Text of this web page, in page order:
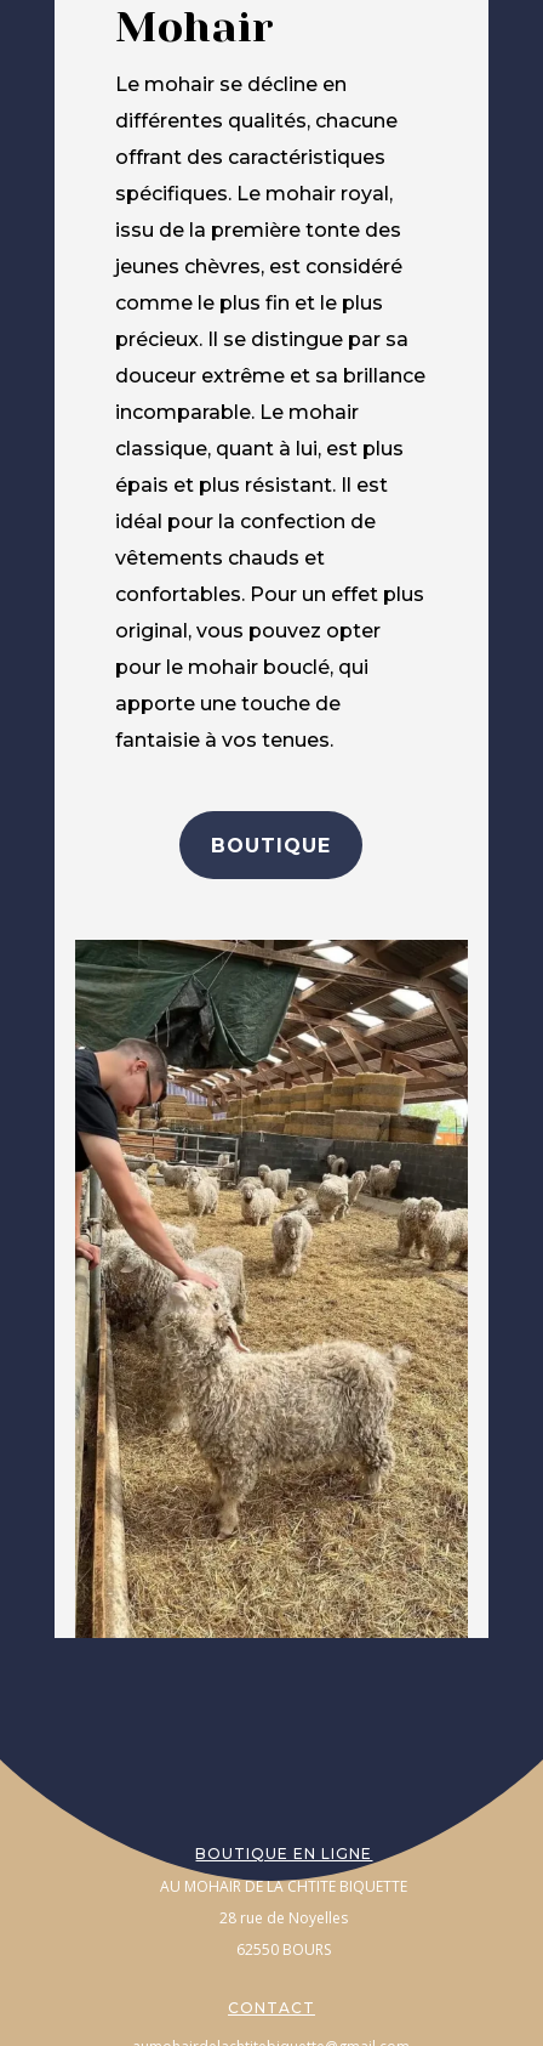
Mohair
Le mohair se décline en
différentes qualités, chacune
offrant des caractéristiques
spécifiques. Le mohair royal,
issu de la première tonte des
jeunes chèvres, est considéré
comme le plus fin et le plus
précieux. Il se distingue par sa
douceur extrême et sa brillance
incomparable. Le mohair
classique, quant à lui, est plus
épais et plus résistant. Il est
idéal pour la confection de
vêtements chauds et
confortables. Pour un effet plus
original, vous pouvez opter
pour le mohair bouclé, qui
apporte une touche de
fantaisie à vos tenues.
BOUTIQUE
BOUTIQUE EN LIGNE
AU MOHAIR DE LA CHTITE BIQUETTE
28 rue de Noyelles
62550 BOURS
CONTACT